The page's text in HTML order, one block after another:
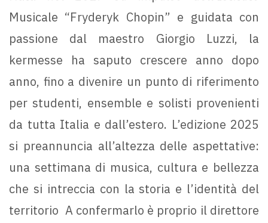
Musicale “Fryderyk Chopin” e guidata con
passione dal maestro Giorgio Luzzi, la
kermesse ha saputo crescere anno dopo
anno, fino a divenire un punto di riferimento
per studenti, ensemble e solisti provenienti
da tutta Italia e dall’estero. L’edizione 2025
si preannuncia all’altezza delle aspettative:
una settimana di musica, cultura e bellezza
che si intreccia con la storia e l’identità del
territorio A confermarlo è proprio il direttore